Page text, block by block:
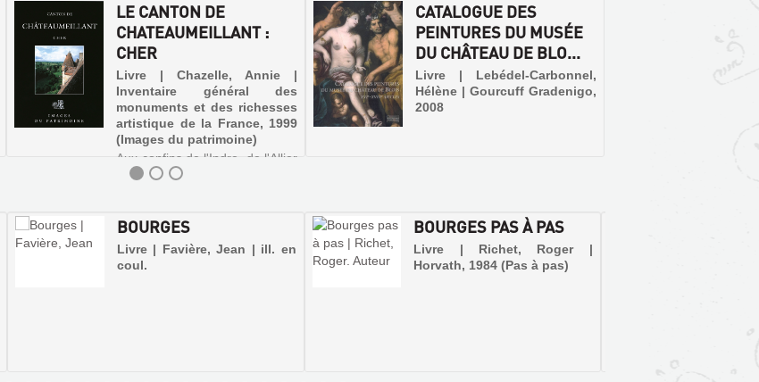
LE CANTON DE
CHATEAUMEILLANT :
CHER
Livre | Chazelle, Annie |
Inventaire général des
monuments et des richesses
artistique de la France, 1999
(Images du patrimoine)
Aux confins de l'Indre, de l'Allier
et de la Creuse, à la pointe du
sud du département du Cher, le
limite du Berry et du
deux régions nat...
CATALOGUE DES
PEINTURES DU MUSÉE
DU CHÂTEAU DE BLO...
Livre | Lebédel-Carbonnel,
Hélène | Gourcuff Gradenigo,
2008
BOURGES
Livre | Favière, Jean | ill. en
coul.
BOURGES PAS À PAS
Livre | Richet, Roger |
Horvath, 1984 (Pas à pas)